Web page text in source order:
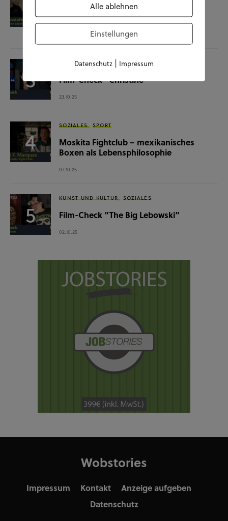
Raumausstatterin – (k)ein Beruf mit
Zukunft?
KUNST UND KULTUR SOZIALES
Film-Check “Christine”
23.10.25
SOZIALES SPORT
Moskita Fightclub – mexikanisches
Boxen als Lebensphilosophie
07.10.25
KUNST UND KULTUR SOZIALES
Film-Check “The Big Lebowski”
02.10.25
Wobstories
Impressum Kontakt
Anzeige aufgeben
Datenschutz
Alle ablehnen
Einstellungen
Datenschutz| Impressum